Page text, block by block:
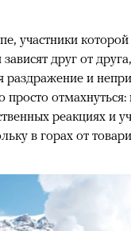
участники
друг от
раздражение и
просто отмахнуться:
реакциях и
в горах от